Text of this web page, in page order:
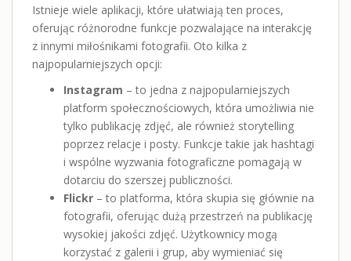
Istnieje wiele aplikacji, które ułatwiają ten proces,
oferując różnorodne funkcje pozwalające na interakcję
z innymi miłośnikami fotografii. Oto kilka z
najpopularniejszych opcji:
Instagram – to jedna z najpopularniejszych
platform społecznościowych, która umożliwia nie
tylko publikację zdjęć, ale również storytelling
poprzez relacje i posty. Funkcje takie jak hashtagi
i wspólne wyzwania fotograficzne pomagają w
dotarciu do szerszej publiczności.
Flickr – to platforma, która skupia się głównie na
fotografii, oferując dużą przestrzeń na publikację
wysokiej jakości zdjęć. Użytkownicy mogą
korzystać z galerii i grup, aby wymieniać się